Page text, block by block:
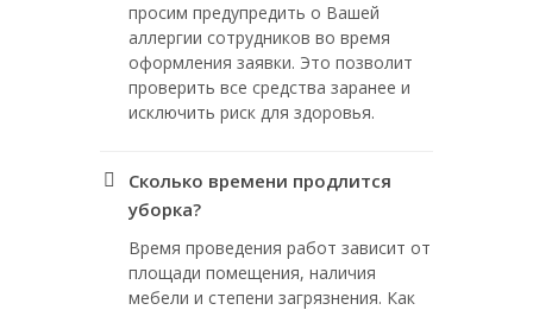
просим предупредить о Вашей
аллергии сотрудников во время
оформления заявки. Это позволит
проверить все средства заранее и
исключить риск для здоровья.
Сколько времени продлится
уборка?
Время проведения работ зависит от
площади помещения, наличия
мебели и степени загрязнения. Как